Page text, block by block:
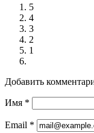
5
4
3
2
1
Добавить
Имя *
Email *